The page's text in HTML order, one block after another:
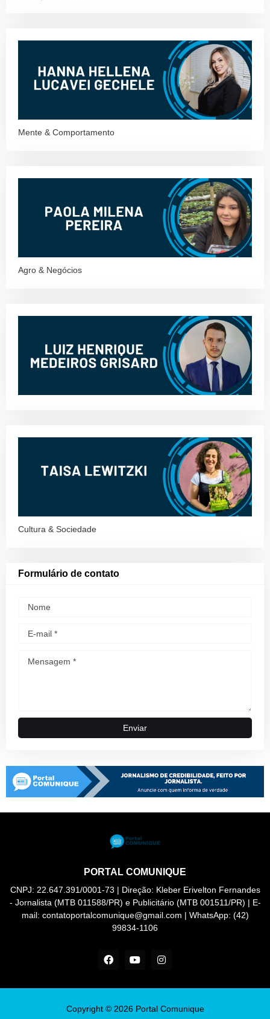
Mente & Comportamento
Agro & Negócios
Cultura & Sociedade
Formulário de contato
PORTAL COMUNIQUE
CNPJ: 22.647.391/0001-73 | Direção: Kleber Erivelton Fernandes
- Jornalista (MTB 011588/PR) e Publicitário (MTB 001511/PR) | E-
mail: contatoportalcomunique@gmail.com | WhatsApp: (42)
99834-1106
Copyright © 2026 Portal Comunique